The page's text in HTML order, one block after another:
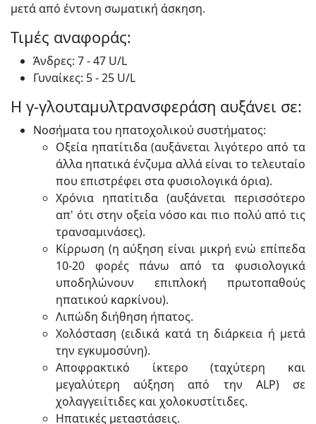
μετά από έντονη σωματική άσκηση.
Τιμές αναφοράς:
Άνδρες: 7 - 47 U/L
Γυναίκες: 5 - 25 U/L
Η γ-γλουταμυλτρανσφεράση αυξάνει σε:
Νοσήματα του ηπατοχολικού συστήματος:
Οξεία ηπατίτιδα (αυξάνεται λιγότερο από τα
άλλα ηπατικά ένζυμα αλλά είναι το τελευταίο
που επιστρέφει στα φυσιολογικά όρια).
Χρόνια ηπατίτιδα (αυξάνεται περισσότερο
απ' ότι στην οξεία νόσο και πιο πολύ από τις
τρανσαμινάσες).
Κίρρωση (η αύξηση είναι μικρή ενώ επίπεδα
10-20 φορές πάνω από τα φυσιολογικά
υποδηλώνουν επιπλοκή πρωτοπαθούς
ηπατικού καρκίνου).
Λιπώδη διήθηση ήπατος.
Χολόσταση (ειδικά κατά τη διάρκεια ή μετά
την εγκυμοσύνη).
Αποφρακτικό ίκτερο (ταχύτερη και
μεγαλύτερη αύξηση από την ALP) σε
χολαγγειίτιδες και χολοκυστίτιδες.
Ηπατικές μεταστάσεις.